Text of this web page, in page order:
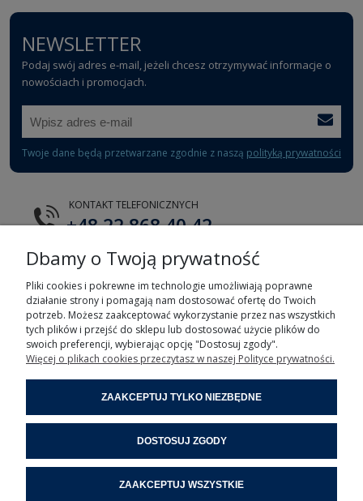
NEWSLETTER
Podaj swój adres e-mail, jeżeli chcesz otrzymywać informacje o
nowościach i promocjach.
Twoje dane będą przetwarzane zgodnie z naszą polityką prywatności
KONTAKT TELEFONICZNYCH
+48 22 868 40 42
E-MAIL
tts@tts.com.pl
POMOC
INFORMACJE
POMOC ZDALNA
Dbamy o Twoją prywatność
Pliki cookies i pokrewne im technologie umożliwiają poprawne
działanie strony i pomagają nam dostosować ofertę do Twoich
potrzeb. Możesz zaakceptować wykorzystanie przez nas wszystkich
tych plików i przejść do sklepu lub dostosować użycie plików do
swoich preferencji, wybierając opcję "Dostosuj zgody".
Więcej o plikach cookies przeczytasz w naszej Polityce prywatności.
ZAAKCEPTUJ TYLKO NIEZBĘDNE
DOSTOSUJ ZGODY
ZAAKCEPTUJ WSZYSTKIE